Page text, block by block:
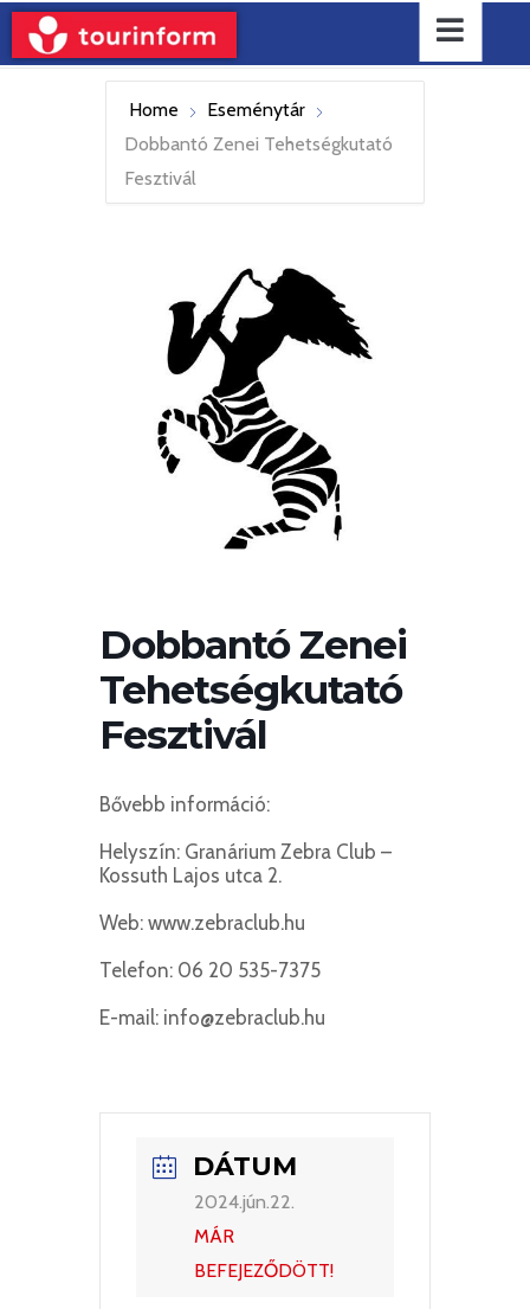
Home
Eseménytár
Dobbantó Zenei Tehetségkutató
Fesztivál
Dobbantó Zenei
Tehetségkutató
Fesztivál
Bővebb információ:
Helyszín: Granárium Zebra Club –
Kossuth Lajos utca 2.
Web: www.zebraclub.hu
Telefon: 06 20 535-7375
E-mail: info@zebraclub.hu
DÁTUM
2024.jún.22.
MÁR
BEFEJEZŐDÖTT!